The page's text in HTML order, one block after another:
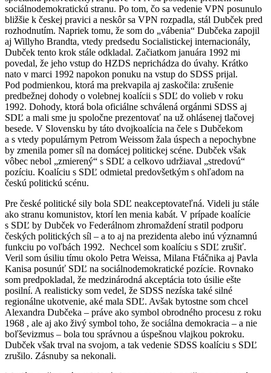
sociálnodemokratickú stranu. Po tom, čo sa vedenie VPN posunulo
bližšie k českej pravici a neskôr sa VPN rozpadla, stál Dubček pred
rozhodnutím. Napriek tomu, že som do „vábenia“ Dubčeka zapojil
aj Willyho Brandta, vtedy predsedu Socialistickej internacionály,
Dubček tento krok stále odkladal. Začiatkom januára 1992 mi
povedal, že jeho vstup do HZDS neprichádza do úvahy. Krátko
nato v marci 1992 napokon ponuku na vstup do SDSS prijal.
Pod podmienkou, ktorá ma prekvapila aj zaskočila: zrušenie
predbežnej dohody o volebnej koalícii s SDĽ do volieb v roku
1992. Dohody, ktorá bola oficiálne schválená orgánmi SDSS aj
SDĽ a mali sme ju spoločne prezentovať na už ohlásenej tlačovej
besede. V Slovensku by táto dvojkoalícia na čele s Dubčekom
a s vtedy populárnym Petrom Weissom žala úspech a nepochybne
by zmenila pomer síl na domácej politickej scéne. Dubček však
vôbec nebol „zmierený“ s SDĽ a celkovo udržiaval „stredovú“
pozíciu. Koalíciu s SDĽ odmietal predovšetkým s ohľadom na
českú politickú scénu.
Pre české politické sily bola SDĽ neakceptovateľná. Videli ju stále
ako stranu komunistov, ktorí len menia kabát. V prípade koalície
s SDĽ by Dubček vo Federálnom zhromaždení stratil podporu
českých politických síl – a to aj na prezidenta alebo inú významnú
funkciu po voľbách 1992. Nechcel som koalíciu s SDĽ zrušiť.
Veril som úsiliu tímu okolo Petra Weissa, Milana Ftáčnika aj Pavla
Kanisa posunúť SDĽ na sociálnodemokratické pozície. Rovnako
som predpokladal, že medzinárodná akceptácia toto úsilie ešte
posilní. A realisticky som vedel, že SDSS nezíska také silné
regionálne ukotvenie, aké mala SDĽ. Avšak bytostne som chcel
Alexandra Dubčeka – práve ako symbol obrodného procesu z roku
1968 , ale aj ako živý symbol toho, že sociálna demokracia – a nie
boľševizmus – bola tou správnou a úspešnou vlajkou pokroku.
Dubček však trval na svojom, a tak vedenie SDSS koalíciu s SDĽ
zrušilo. Zásnuby sa nekonali.